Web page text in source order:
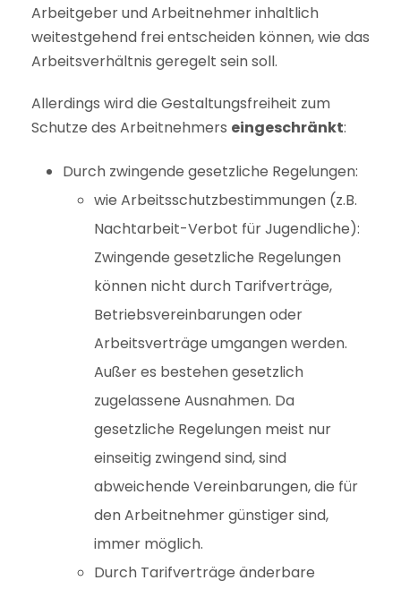
Arbeitgeber und Arbeitnehmer inhaltlich
weitestgehend frei entscheiden können, wie das
Arbeitsverhältnis geregelt sein soll.
Allerdings wird die Gestaltungsfreiheit zum
Schutze des Arbeitnehmers eingeschränkt:
Durch zwingende gesetzliche Regelungen:
wie Arbeitsschutzbestimmungen (z.B.
Nachtarbeit-Verbot für Jugendliche):
Zwingende gesetzliche Regelungen
können nicht durch Tarifverträge,
Betriebsvereinbarungen oder
Arbeitsverträge umgangen werden.
Außer es bestehen gesetzlich
zugelassene Ausnahmen. Da
gesetzliche Regelungen meist nur
einseitig zwingend sind, sind
abweichende Vereinbarungen, die für
den Arbeitnehmer günstiger sind,
immer möglich.
Durch Tarifverträge änderbare